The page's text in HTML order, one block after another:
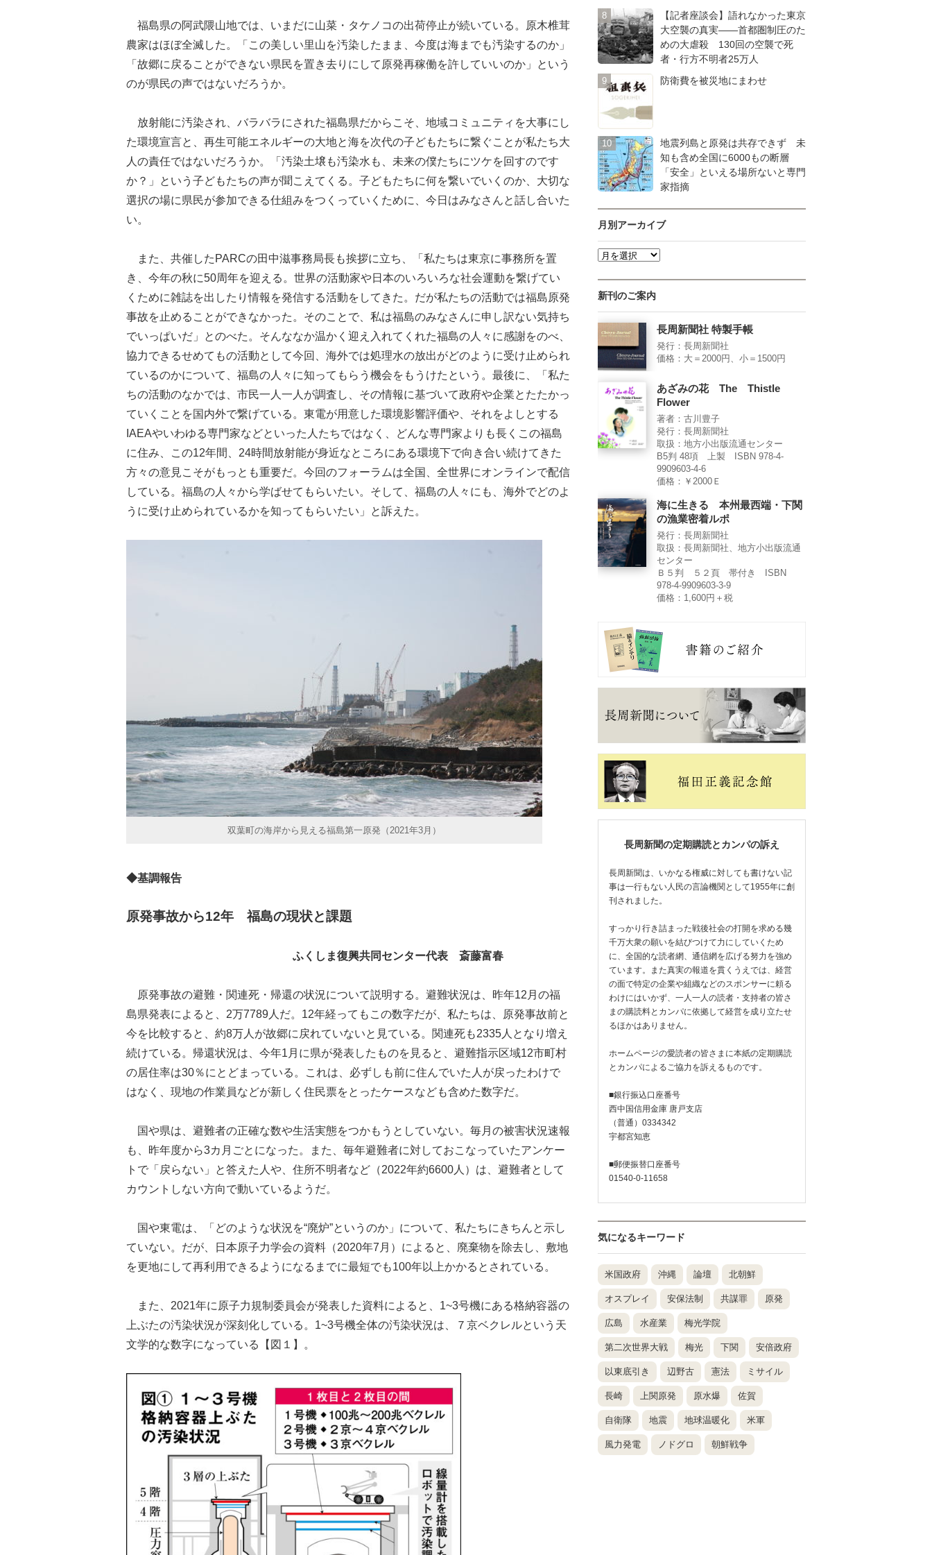
福島県の阿武隈山地では、いまだに山菜・タケノコの出荷停止が続いている。原木椎茸
農家はほぼ全滅した。「この美しい里山を汚染したまま、今度は海までも汚染するのか」
「故郷に戻ることができない県民を置き去りにして原発再稼働を許していいのか」という
のが県民の声ではないだろうか。
放射能に汚染され、バラバラにされた福島県だからこそ、地域コミュニティを大事にし
た環境宣言と、再生可能エネルギーの大地と海を次代の子どもたちに繋ぐことが私たち大
人の責任ではないだろうか。「汚染土壌も汚染水も、未来の僕たちにツケを回すのです
か？」という子どもたちの声が聞こえてくる。子どもたちに何を繋いでいくのか、大切な
選択の場に県民が参加できる仕組みをつくっていくために、今日はみなさんと話し合いた
い。
また、共催したPARCの田中滋事務局長も挨拶に立ち、「私たちは東京に事務所を置
き、今年の秋に50周年を迎える。世界の活動家や日本のいろいろな社会運動を繋げてい
くために雑誌を出したり情報を発信する活動をしてきた。だが私たちの活動では福島原発
事故を止めることができなかった。そのことで、私は福島のみなさんに申し訳ない気持ち
でいっぱいだ」とのべた。そんななか温かく迎え入れてくれた福島の人々に感謝をのべ、
協力できるせめてもの活動として今回、海外では処理水の放出がどのように受け止められ
ているのかについて、福島の人々に知ってもらう機会をもうけたという。最後に、「私た
ちの活動のなかでは、市民一人一人が調査し、その情報に基づいて政府や企業とたたかっ
ていくことを国内外で繋げている。東電が用意した環境影響評価や、それをよしとする
IAEAやいわゆる専門家などといった人たちではなく、どんな専門家よりも長くこの福島
に住み、この12年間、24時間放射能が身近なところにある環境下で向き合い続けてきた
方々の意見こそがもっとも重要だ。今回のフォーラムは全国、全世界にオンラインで配信
している。福島の人々から学ばせてもらいたい。そして、福島の人々にも、海外でどのよ
うに受け止められているかを知ってもらいたい」と訴えた。
双葉町の海岸から見える福島第一原発（2021年3月）
◆基調報告
原発事故から12年 福島の現状と課題
ふくしま復興共同センター代表 斎藤富春
原発事故の避難・関連死・帰還の状況について説明する。避難状況は、昨年12月の福
島県発表によると、2万7789人だ。12年経ってもこの数字だが、私たちは、原発事故前と
今を比較すると、約8万人が故郷に戻れていないと見ている。関連死も2335人となり増え
続けている。帰還状況は、今年1月に県が発表したものを見ると、避難指示区域12市町村
の居住率は30％にとどまっている。これは、必ずしも前に住んでいた人が戻ったわけで
はなく、現地の作業員などが新しく住民票をとったケースなども含めた数字だ。
国や県は、避難者の正確な数や生活実態をつかもうとしていない。毎月の被害状況速報
も、昨年度から3カ月ごとになった。また、毎年避難者に対しておこなっていたアンケー
トで「戻らない」と答えた人や、住所不明者など（2022年約6600人）は、避難者として
カウントしない方向で動いているようだ。
国や東電は、「どのような状況を“廃炉”というのか」について、私たちにきちんと示し
ていない。だが、日本原子力学会の資料（2020年7月）によると、廃棄物を除去し、敷地
を更地にして再利用できるようになるまでに最短でも100年以上かかるとされている。
また、2021年に原子力規制委員会が発表した資料によると、1~3号機にある格納容器の
上ぶたの汚染状況が深刻化している。1~3号機全体の汚染状況は、７京ベクレルという天
文学的な数字になっている【図１】。
【記者座談会】語れなかった東京
大空襲の真実――首都圏制圧のた
めの大虐殺 130回の空襲で死
者・行方不明者25万人
防衛費を被災地にまわせ
地震列島と原発は共存できず 未
知も含め全国に6000もの断層
「安全」といえる場所ないと専門
家指摘
月別アーカイブ
新刊のご案内
長周新聞社 特製手帳
発行：長周新聞社
価格：大＝2000円、小＝1500円
あざみの花 The Thistle
Flower
著者：古川豊子
発行：長周新聞社
取扱：地方小出版流通センター
B5判 48項 上製 ISBN 978-4-
9909603-4-6
価格：￥2000Ｅ
海に生きる 本州最西端・下関
の漁業密着ルポ
発行：長周新聞社
取扱：長周新聞社、地方小出版流通
センター
Ｂ５判 ５２頁 帯付き ISBN
978-4-9909603-3-9
価格：1,600円＋税
長周新聞の定期購読とカンパの訴え
長周新聞は、いかなる権威に対しても書けない記
事は一行もない人民の言論機関として1955年に創
刊されました。
すっかり行き詰まった戦後社会の打開を求める幾
千万大衆の願いを結びつけて力にしていくため
に、全国的な読者網、通信網を広げる努力を強め
ています。また真実の報道を貫くうえでは、経営
の面で特定の企業や組織などのスポンサーに頼る
わけにはいかず、一人一人の読者・支持者の皆さ
まの購読料とカンパに依拠して経営を成り立たせ
るほかはありません。
ホームページの愛読者の皆さまに本紙の定期購読
とカンパによるご協力を訴えるものです。
■銀行振込口座番号
西中国信用金庫 唐戸支店
（普通）0334342
宇都宮知恵
■郵便振替口座番号
01540-0-11658
気になるキーワード
米国政府 沖縄 論壇 北朝鮮
オスプレイ 安保法制 共謀罪 原発
広島 水産業 梅光学院
第二次世界大戦 梅光 下関 安倍政府
以東底引き 辺野古 憲法 ミサイル
長崎 上関原発 原水爆 佐賀
自衛隊 地震 地球温暖化 米軍
風力発電 ノドグロ 朝鮮戦争